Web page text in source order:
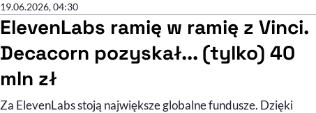
19.06.2026, 04:30
ElevenLabs ramię w ramię z Vinci.
Decacorn pozyskał... (tylko) 40
mln zł
Za ElevenLabs stoją największe globalne fundusze. Dzięki